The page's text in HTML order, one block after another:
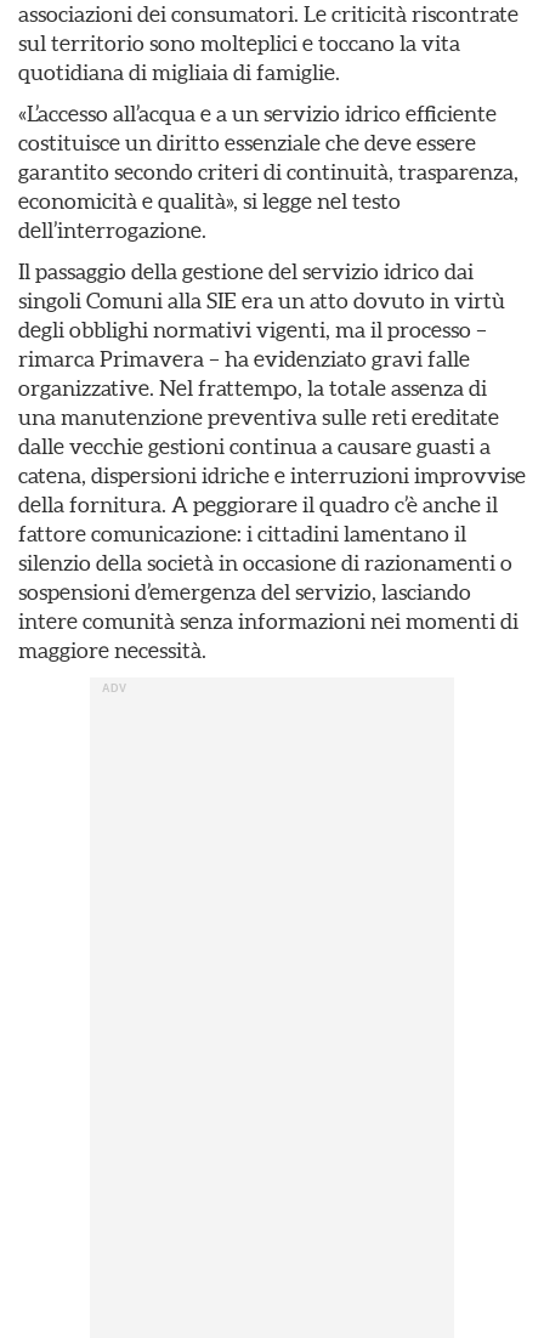
associazioni dei consumatori. Le criticità riscontrate
sul territorio sono molteplici e toccano la vita
quotidiana di migliaia di famiglie.
«L’accesso all’acqua e a un servizio idrico efficiente
costituisce un diritto essenziale che deve essere
garantito secondo criteri di continuità, trasparenza,
economicità e qualità», si legge nel testo
dell’interrogazione.
Il passaggio della gestione del servizio idrico dai
singoli Comuni alla SIE era un atto dovuto in virtù
degli obblighi normativi vigenti, ma il processo –
rimarca Primavera – ha evidenziato gravi falle
organizzative. Nel frattempo, la totale assenza di
una manutenzione preventiva sulle reti ereditate
dalle vecchie gestioni continua a causare guasti a
catena, dispersioni idriche e interruzioni improvvise
della fornitura. A peggiorare il quadro c’è anche il
fattore comunicazione: i cittadini lamentano il
silenzio della società in occasione di razionamenti o
sospensioni d’emergenza del servizio, lasciando
intere comunità senza informazioni nei momenti di
maggiore necessità.